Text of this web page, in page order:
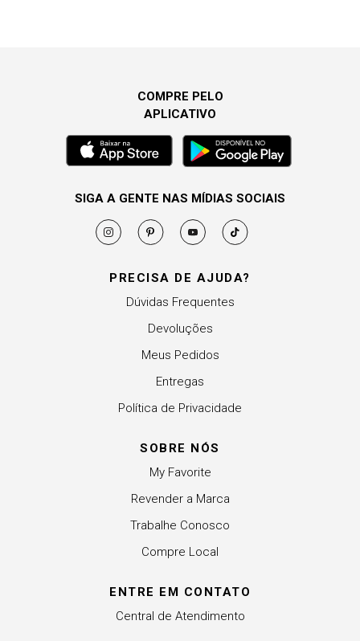
PRECISA DE AJUDA?
Dúvidas Frequentes
Devoluções
Meus Pedidos
Entregas
Política de Privacidade
SOBRE NÓS
My Favorite
Revender a Marca
Trabalhe Conosco
Compre Local
ENTRE EM CONTATO
Central de Atendimento
COMPRE PELO
APLICATIVO
SIGA A GENTE NAS MÍDIAS SOCIAIS